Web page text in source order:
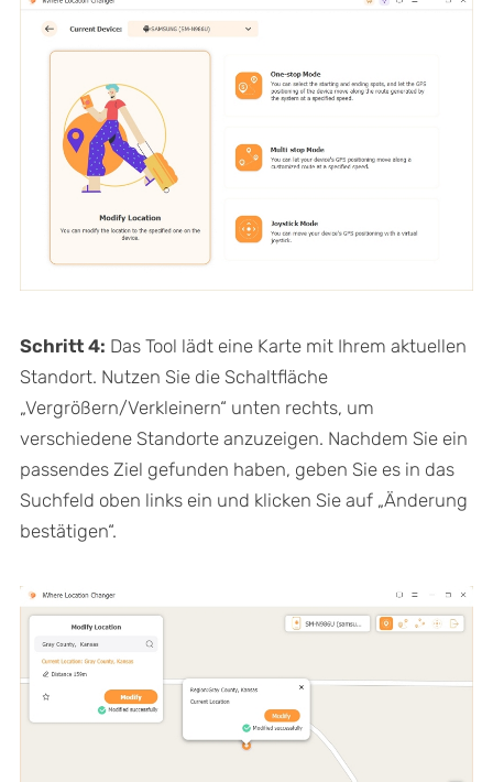
Schritt 4: Das Tool lädt eine Karte mit Ihrem aktuellen
Standort. Nutzen Sie die Schaltfläche
„Vergrößern/Verkleinern“ unten rechts, um
verschiedene Standorte anzuzeigen. Nachdem Sie ein
passendes Ziel gefunden haben, geben Sie es in das
Suchfeld oben links ein und klicken Sie auf „Änderung
bestätigen“.